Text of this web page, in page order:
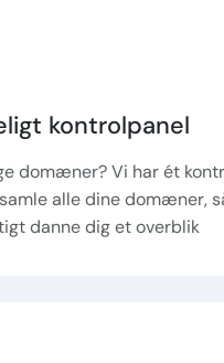
kontrolpanel
domæner? Vi har ét
alle dine domæner,
danne dig et overblik